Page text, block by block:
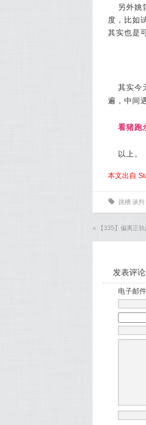
另外姚
度，比如
其实也是
其实今
遍，中间
看猪跑
以上。
本文出自
0 跳槽 谈判
« 【335】偏离正
发表评论
电子邮